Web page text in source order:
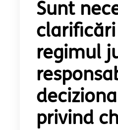
Sunt
clarificări
regimul
privind